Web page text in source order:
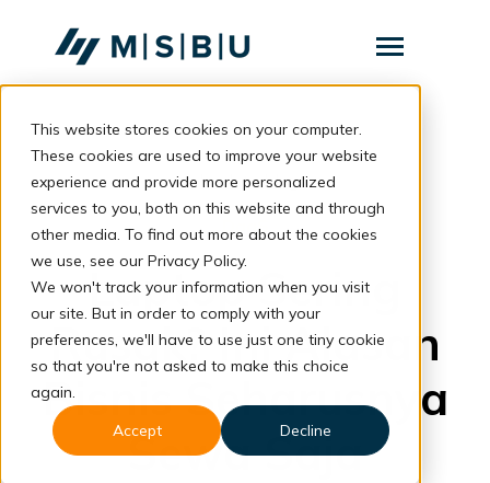
This website stores cookies on your computer.
These cookies are used to improve your website
experience and provide more personalized
services to you, both on this website and through
other media. To find out more about the cookies
we use, see our Privacy Policy.
We won't track your information when you visit
our site. But in order to comply with your
preferences, we'll have to use just one tiny cookie
so that you're not asked to make this choice
again.
Accept
Decline
Toggle
Layanan Toggle
children
Layanan
Komunitas
Tentang
Resources Toggle
children
Resources
Konsultasi
back to blog
DaaS
Laptop Sering
Rusak? Ini Alasan
Bisnis Seharusnya
Sewa Saja